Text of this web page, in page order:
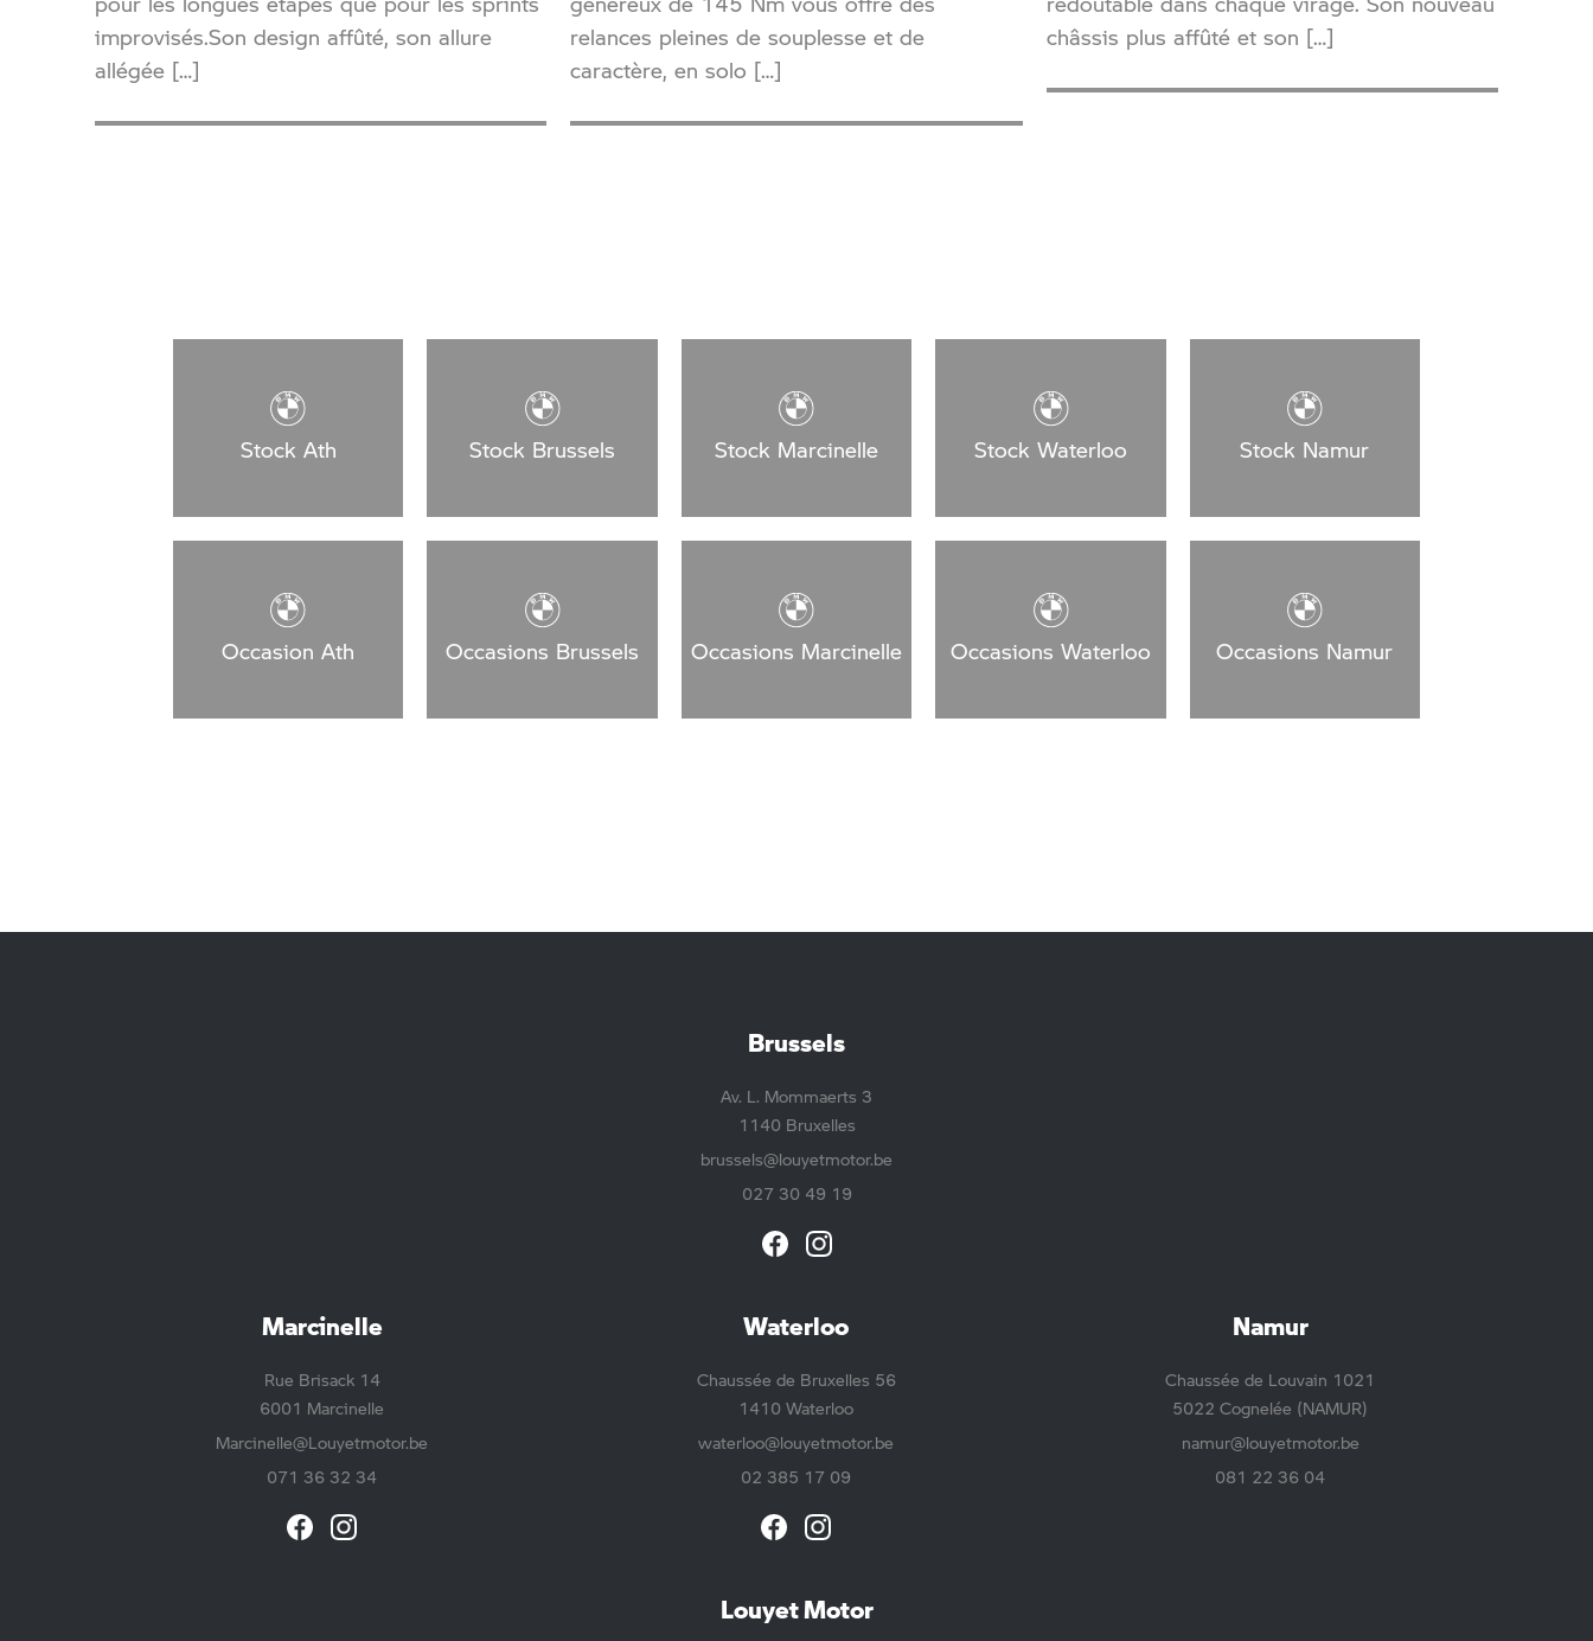
improvisés.Son design affûté, son allure
allégée […]
relances pleines de souplesse et de
caractère, en solo […]
châssis plus affûté et son […]
Stock Ath Stock Brussels Stock Marcinelle Stock Waterloo Stock Namur
Occasion Ath Occasions Brussels Occasions Marcinelle Occasions Waterloo Occasions Namur
Brussels
Av. L. Mommaerts 3
1140 Bruxelles
brussels@louyetmotor.be
027 30 49 19
Marcinelle
Rue Brisack 14
6001 Marcinelle
Marcinelle@Louyetmotor.be
071 36 32 34
Waterloo
Chaussée de Bruxelles 56
1410 Waterloo
waterloo@louyetmotor.be
02 385 17 09
Namur
Chaussée de Louvain 1021
5022 Cognelée (NAMUR)
namur@louyetmotor.be
081 22 36 04
Louyet Motor